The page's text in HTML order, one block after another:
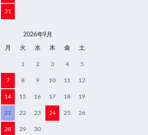
31
2026年9月
月 火 水 木 金 土
1 2 3 4 5
7 8 9 10 11 12
14 15 16 17 18 19
21 22 23 24 25 26
28 29 30